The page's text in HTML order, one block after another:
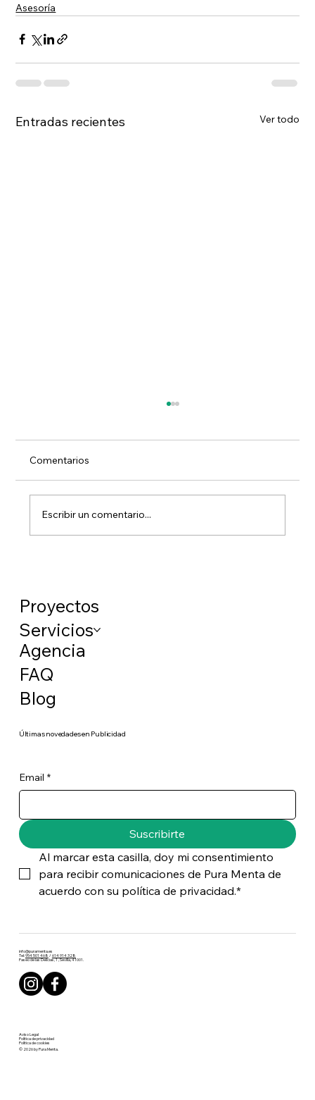
Asesoría
Entradas recientes Ver todo
calcular tu cuota?
Comentarios
Escribir un comentario...
Proyectos
Servicios
Agencia
FAQ
Blog
​Últimas novedades en Publicidad
Email *
Suscribirte
Al marcar esta casilla, doy mi consentimiento
para recibir comunicaciones de Pura Menta de
acuerdo con su política de privacidad.*
info@puramenta.es
Tel:954 501 468 / 614 914 328
Paseo de las Delicias, 1 , Sevilla, 41001.
Aviso Legal
Política de privacidad
Política de cookies
© 2026 by Pura Menta.